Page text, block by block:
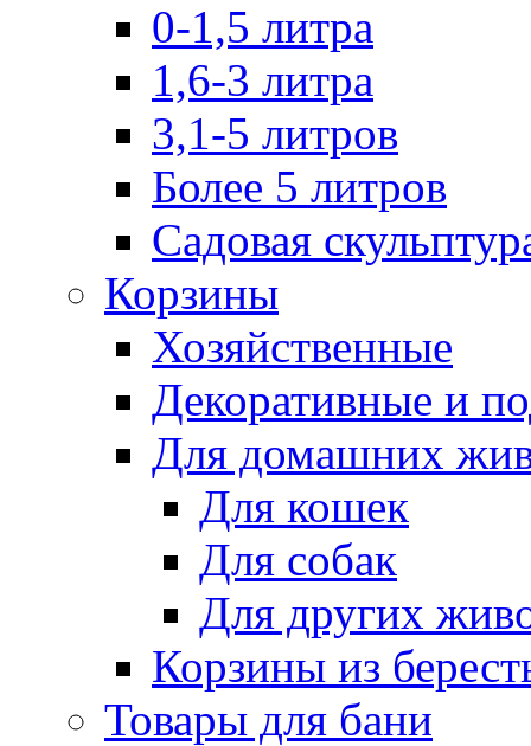
0-1,5 литра
1,6-3 литра
3,1-5 литров
Более 5 литров
Садовая
Корзины
Хозяйственные
Декоративные и
Для домашних
Для кошек
Для собак
Для других
Корзины из
Товары для бани